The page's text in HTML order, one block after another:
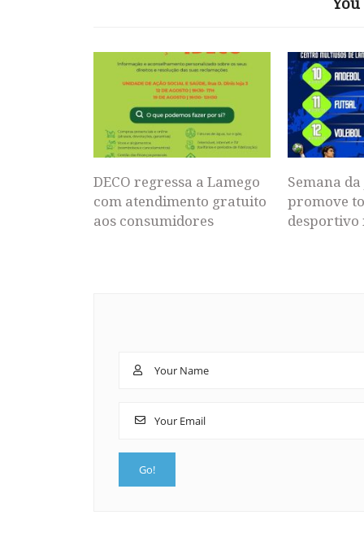
DECO regressa a Lamego
com atendimento gratuito
aos consumidores
Semana
promove